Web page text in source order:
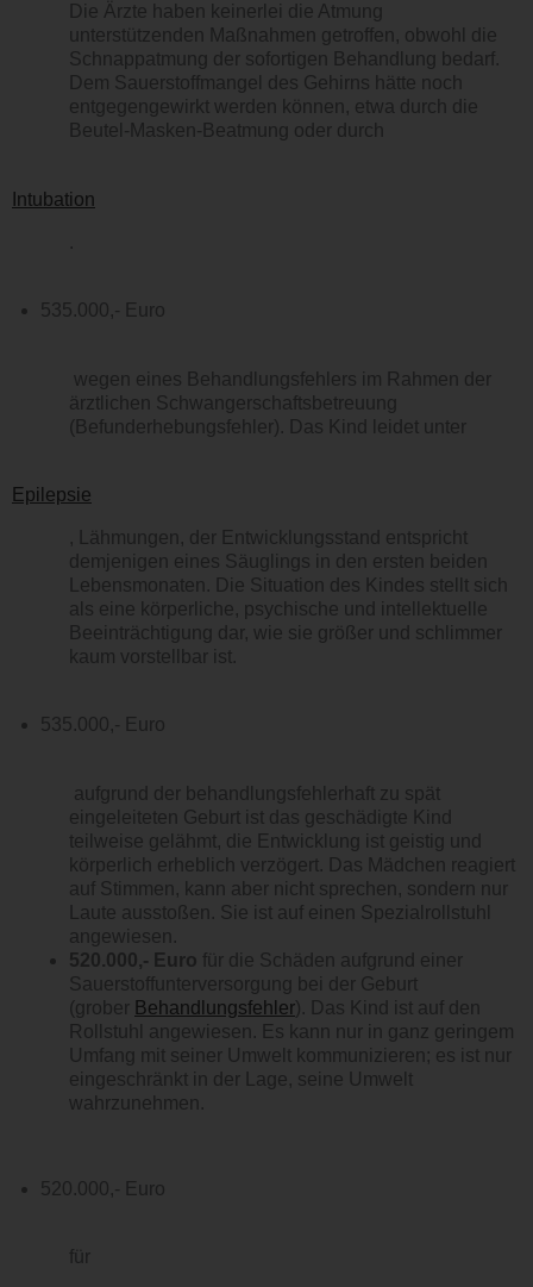
Die Ärzte haben keinerlei die Atmung
unterstützenden Maßnahmen getroffen, obwohl die
Schnappatmung der sofortigen Behandlung bedarf.
Dem Sauerstoffmangel des Gehirns hätte noch
entgegengewirkt werden können, etwa durch die
Beutel-Masken-Beatmung oder durch
Intubation
.
535.000,- Euro
wegen eines Behandlungsfehlers im Rahmen der
ärztlichen Schwangerschaftsbetreuung
(Befunderhebungsfehler). Das Kind leidet unter
Epilepsie
, Lähmungen, der Entwicklungsstand entspricht
demjenigen eines Säuglings in den ersten beiden
Lebensmonaten. Die Situation des Kindes stellt sich
als eine körperliche, psychische und intellektuelle
Beeinträchtigung dar, wie sie größer und schlimmer
kaum vorstellbar ist.
535.000,- Euro
aufgrund der behandlungsfehlerhaft zu spät
eingeleiteten Geburt ist das geschädigte Kind
teilweise gelähmt, die Entwicklung ist geistig und
körperlich erheblich verzögert. Das Mädchen reagiert
auf Stimmen, kann aber nicht sprechen, sondern nur
Laute ausstoßen. Sie ist auf einen Spezialrollstuhl
angewiesen.
520.000,- Euro für die Schäden aufgrund einer
Sauerstoffunterversorgung bei der Geburt
(grober Behandlungsfehler). Das Kind ist auf den
Rollstuhl angewiesen. Es kann nur in ganz geringem
Umfang mit seiner Umwelt kommunizieren; es ist nur
eingeschränkt in der Lage, seine Umwelt
wahrzunehmen.
520.000,- Euro
für